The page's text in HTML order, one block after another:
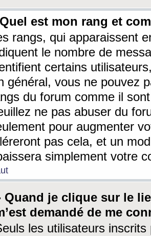
est mon rang et
rangs, qui apparaissent
le nombre de
certains
général, vous ne pouvez
du forum comme il
ne pas abuser du
pour augmenter
pas cela, et un
simplement votre
Quand je clique sur le
demandé de me
les utilisateurs